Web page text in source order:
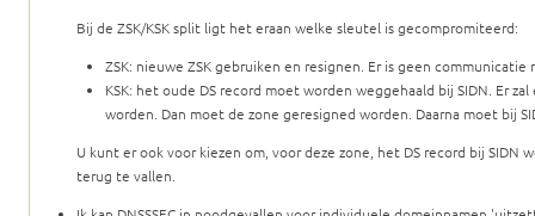
Bij de ZSK/KSK split ligt het eraan welke sleutel is gecompromiteerd:
ZSK: nieuwe ZSK gebruiken en resignen. Er is geen communicatie
KSK: het oude DS record moet worden weggehaald bij SIDN. Er
worden. Dan moet de zone geresigned worden. Daarna moet bij
U kunt er ook voor kiezen om, voor deze zone, het DS record bij SIDN
terug te vallen.